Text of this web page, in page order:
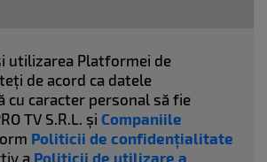
utilizarea Platformei de
de acord ca datele
cu caracter personal să fie
TV S.R.L. și Companiile
Politicii de confidențialitate
a Politicii de utilizare a